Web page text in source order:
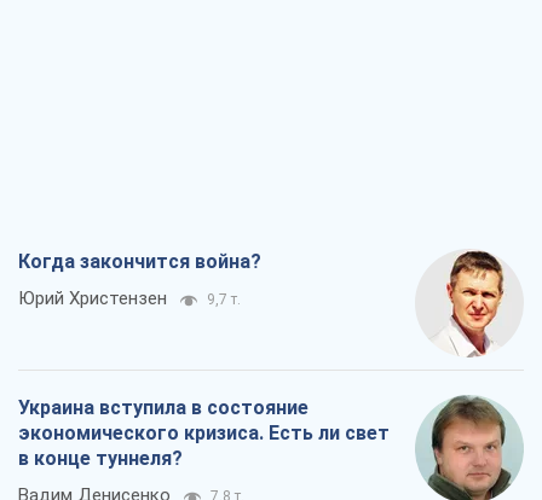
Когда закончится война?
Юрий Христензен 9,7 т.
Украина вступила в состояние
экономического кризиса. Есть ли свет
в конце туннеля?
Вадим Денисенко